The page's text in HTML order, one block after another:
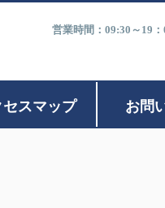
営業時間：09:30～19
セスマップ お問